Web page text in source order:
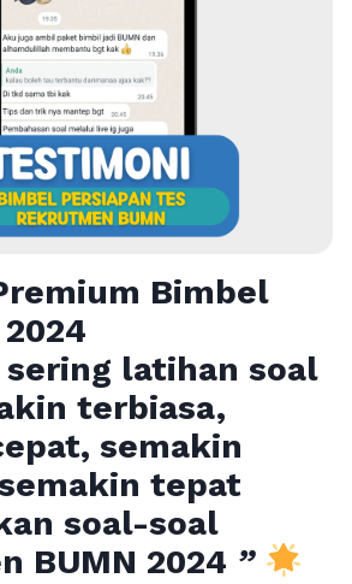
Bimbel
4
latihan soal
terbiasa,
semakin
tepat
soal-soal
BUMN 2024 ”